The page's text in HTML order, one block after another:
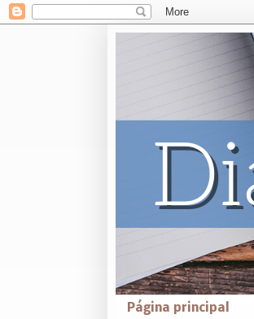
Página principal